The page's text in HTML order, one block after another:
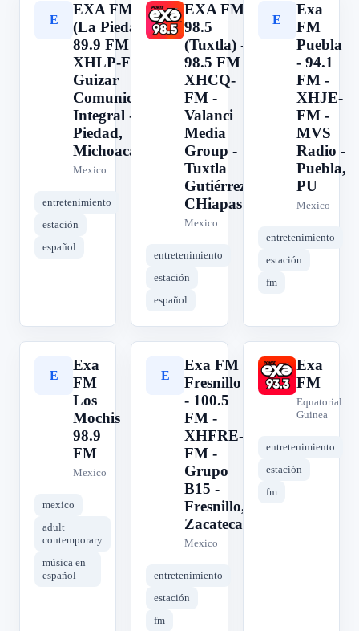
E
EXA FM 89.9
(La Piedad) -
89.9 FM -
XHLP-FM -
Guizar
Comunicación
Integral - La
Piedad,
Michoacán
Mexico
entretenimiento
estación
español
E
EXA FM
98.5
(Tuxtla) -
98.5 FM -
XHCQ-
FM -
Valanci
Media
Group -
Tuxtla
Gutiérrez,
CHiapas
Mexico
entretenimiento
estación
español
E
Exa
FM
Puebla
- 94.1
FM -
XHJE-
FM -
MVS
Radio -
Puebla,
PU
Mexico
entretenimiento
estación
fm
E
Exa
FM
Los
Mochis
98.9
FM
Mexico
mexico
adult
contemporary
música en
español
E
Exa FM
Fresnillo
- 100.5
FM -
XHFRE-
FM -
Grupo
B15 -
Fresnillo,
Zacatecas
Mexico
entretenimiento
estación
fm
E
Exa
FM
Equatorial
Guinea
entretenimiento
estación
fm